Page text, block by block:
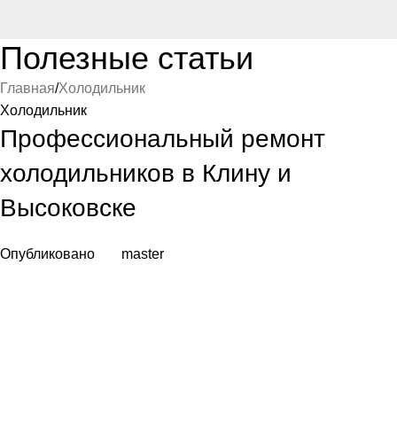
Полезные статьи
Главная Холодильник
Холодильник
Профессиональный ремонт
холодильников в Клину и
Высоковске
Опубликовано master